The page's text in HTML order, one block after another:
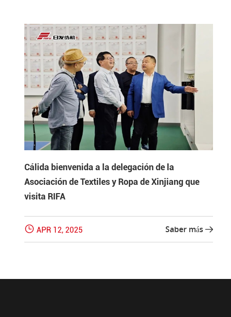
Cálida bienvenida a la delegación de la
Asociación de Textiles y Ropa de Xinjiang que
visita RIFA
 APR 12, 2025 Saber más 